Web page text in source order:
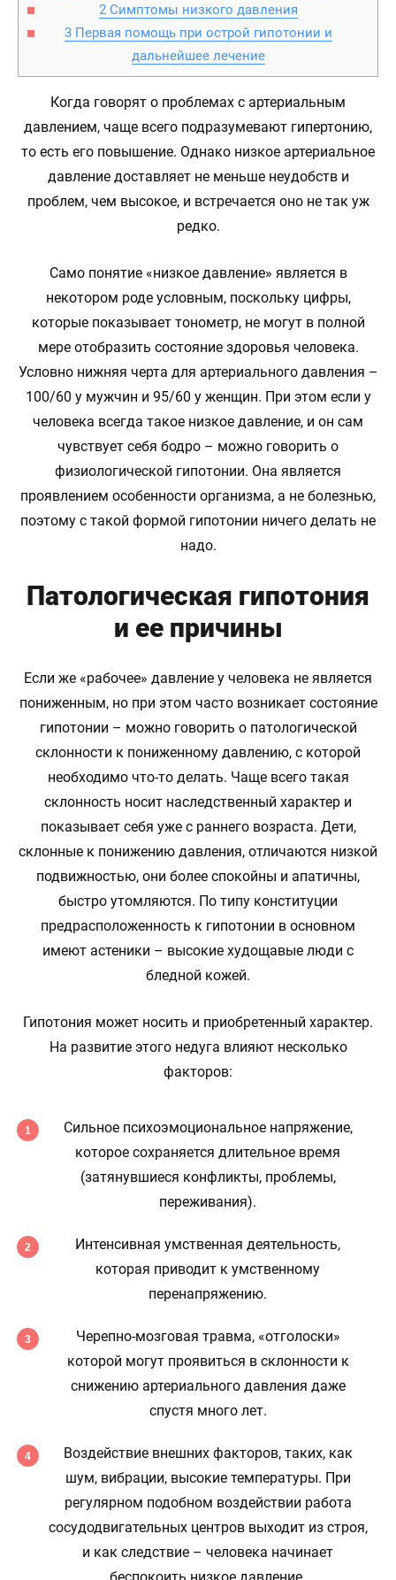
2Симптомы низкого давления
3Первая помощь при острой гипотонии и
дальнейшее лечение
Когда говорят о проблемах с артериальным
давлением, чаще всего подразумевают гипертонию,
то есть его повышение. Однако низкое артериальное
давление доставляет не меньше неудобств и
проблем, чем высокое, и встречается оно не так уж
редко.
Само понятие «низкое давление» является в
некотором роде условным, поскольку цифры,
которые показывает тонометр, не могут в полной
мере отобразить состояние здоровья человека.
Условно нижняя черта для артериального давления –
100/60 у мужчин и 95/60 у женщин. При этом если у
человека всегда такое низкое давление, и он сам
чувствует себя бодро – можно говорить о
физиологической гипотонии. Она является
проявлением особенности организма, а не болезнью,
поэтому с такой формой гипотонии ничего делать не
надо.
Патологическая гипотония
и ее причины
Если же «рабочее» давление у человека не является
пониженным, но при этом часто возникает состояние
гипотонии – можно говорить о патологической
склонности к пониженному давлению, с которой
необходимо что-то делать. Чаще всего такая
склонность носит наследственный характер и
показывает себя уже с раннего возраста. Дети,
склонные к понижению давления, отличаются низкой
подвижностью, они более спокойны и апатичны,
быстро утомляются. По типу конституции
предрасположенность к гипотонии в основном
имеют астеники – высокие худощавые люди с
бледной кожей.
Гипотония может носить и приобретенный характер.
На развитие этого недуга влияют несколько
факторов:
Сильное психоэмоциональное напряжение,
которое сохраняется длительное время
(затянувшиеся конфликты, проблемы,
переживания).
Интенсивная умственная деятельность,
которая приводит к умственному
перенапряжению.
Черепно-мозговая травма, «отголоски»
которой могут проявиться в склонности к
снижению артериального давления даже
спустя много лет.
Воздействие внешних факторов, таких, как
шум, вибрации, высокие температуры. При
регулярном подобном воздействии работа
сосудодвигательных центров выходит из строя,
и как следствие – человека начинает